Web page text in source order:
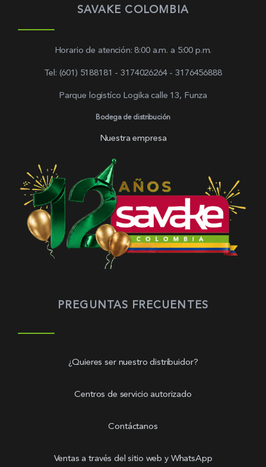
SAVAKE COLOMBIA
Horario de atención: 8:00 a.m. a 5:00 p.m.
Tel: (601) 5188181 - 3174026264 - 3176456888
Parque logistíco Logika calle 13, Funza
Bodega de distribución
Nuestra empresa
PREGUNTAS FRECUENTES
¿Quieres ser nuestro distribuidor?
Centros de servicio autorizado
Contáctanos
Ventas a través del sitio web y WhatsApp